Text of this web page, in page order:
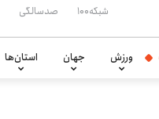
شبکه۱۰۰ صدسالگی
ورزش جهان استان‌ها